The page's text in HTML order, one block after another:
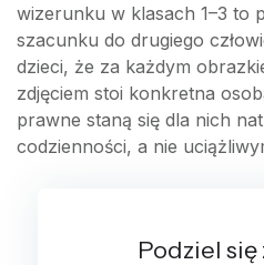
wizerunku w klasach 1–3 to
szacunku do drugiego
dzieci, że za każdym
zdjęciem stoi konkretna
prawne staną się dla nich
codzienności, a nie
Podziel się